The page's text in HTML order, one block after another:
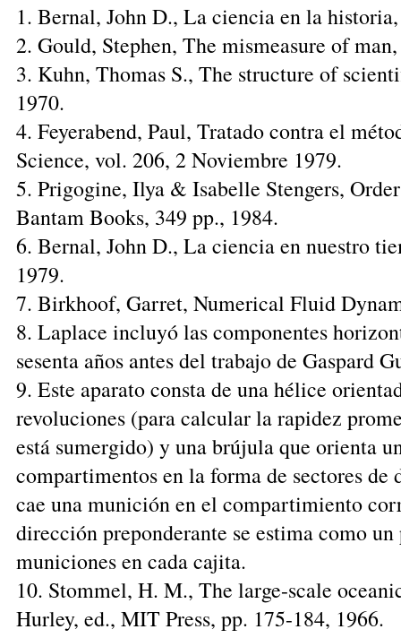
1. Bernal, John D., La ciencia en la
2. Gould, Stephen, The mismeasure of
3. Kuhn, Thomas S., The structure of
1970.
4. Feyerabend, Paul, Tratado contra el
Science, vol. 206, 2 Noviembre 1979.
5. Prigogine, Ilya & Isabelle Stengers,
Bantam Books, 349 pp., 1984.
6. Bernal, John D., La ciencia en nuestro
1979.
7. Birkhoof, Garret, Numerical Fluid
8. Laplace incluyó las componentes
sesenta años antes del trabajo de Gaspard
9. Este aparato consta de una hélice
revoluciones (para calcular la rapidez
está sumergido) y una brújula que orienta
compartimentos en la forma de sectores
cae una munición en el compartimiento
dirección preponderante se estima como
municiones en cada cajita.
10. Stommel, H. M., The large-scale
Hurley, ed., MIT Press, pp. 175-184, 1966.